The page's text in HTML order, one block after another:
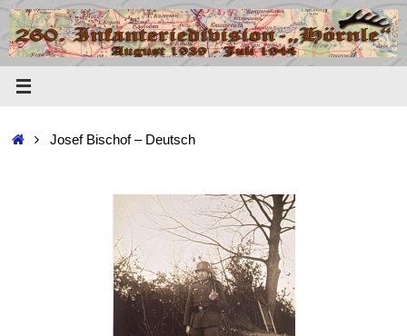
Josef Bischof – Deutsch